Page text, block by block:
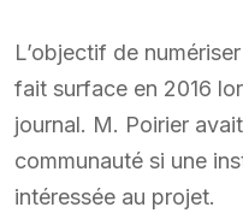
L’objectif de
fait surface en 2016
journal. M. Poirier
communauté si une
intéressée au projet.